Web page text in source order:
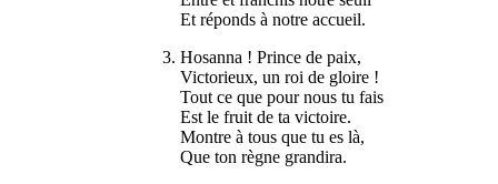
Et réponds à notre accueil.
3. Hosanna ! Prince de paix,
Victorieux, un roi de gloire !
Tout ce que pour nous tu fais
Est le fruit de ta victoire.
Montre à tous que tu es là,
Que ton règne grandira.